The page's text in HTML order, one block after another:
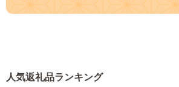
人気返礼品ランキング